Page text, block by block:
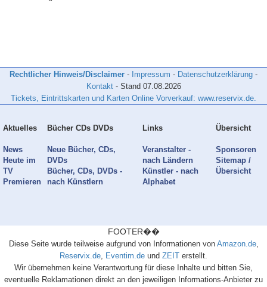
Rechtlicher Hinweis/Disclaimer - Impressum - Datenschutzerklärung -
Kontakt- Stand 07.08.2026
Tickets, Eintrittskarten und Karten Online Vorverkauf: www.reservix.de.
Aktuelles
News
Heute im
TV
Premieren
Bücher CDs DVDs
Neue Bücher, CDs,
DVDs
Bücher, CDs, DVDs -
nach Künstlern
Links
Veranstalter -
nach Ländern
Künstler - nach
Alphabet
Übersicht
Sponsoren
Sitemap /
Übersicht
FOOTER��
Diese Seite wurde teilweise aufgrund von Informationen von Amazon.de,
Reservix.de, Eventim.de und ZEIT erstellt.
Wir übernehmen keine Verantwortung für diese Inhalte und bitten Sie,
eventuelle Reklamationen direkt an den jeweiligen Informations-Anbieter zu